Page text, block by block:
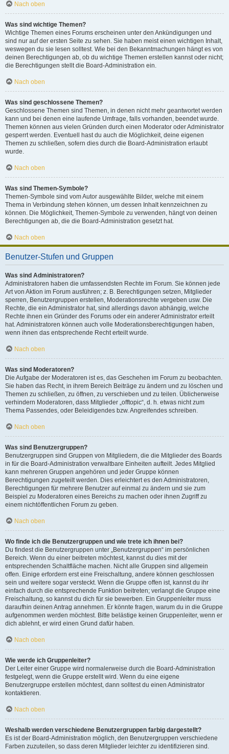
Nach oben
Was sind wichtige Themen?
Wichtige Themen eines Forums erscheinen unter den Ankündigungen und
sind nur auf der ersten Seite zu sehen. Sie haben meist einen wichtigen Inhalt,
weswegen du sie lesen solltest. Wie bei den Bekanntmachungen hängt es von
deinen Berechtigungen ab, ob du wichtige Themen erstellen kannst oder nicht;
die Berechtigungen stellt die Board-Administration ein.
Nach oben
Was sind geschlossene Themen?
Geschlossene Themen sind Themen, in denen nicht mehr geantwortet werden
kann und bei denen eine laufende Umfrage, falls vorhanden, beendet wurde.
Themen können aus vielen Gründen durch einen Moderator oder Administrator
gesperrt werden. Eventuell hast du auch die Möglichkeit, deine eigenen
Themen zu schließen, sofern dies durch die Board-Administration erlaubt
wurde.
Nach oben
Was sind Themen-Symbole?
Themen-Symbole sind vom Autor ausgewählte Bilder, welche mit einem
Thema in Verbindung stehen können, um dessen Inhalt kennzeichnen zu
können. Die Möglichkeit, Themen-Symbole zu verwenden, hängt von deinen
Berechtigungen ab, die die Board-Administration gesetzt hat.
Nach oben
Benutzer-Stufen und Gruppen
Was sind Administratoren?
Administratoren haben die umfassendsten Rechte im Forum. Sie können jede
Art von Aktion im Forum ausführen; z. B. Berechtigungen setzen, Mitglieder
sperren, Benutzergruppen erstellen, Moderationsrechte vergeben usw. Die
Rechte, die ein Administrator hat, sind allerdings davon abhängig, welche
Rechte ihnen ein Gründer des Forums oder ein anderer Administrator erteilt
hat. Administratoren können auch volle Moderationsberechtigungen haben,
wenn ihnen das entsprechende Recht erteilt wurde.
Nach oben
Was sind Moderatoren?
Die Aufgabe der Moderatoren ist es, das Geschehen im Forum zu beobachten.
Sie haben das Recht, in ihrem Bereich Beiträge zu ändern und zu löschen und
Themen zu schließen, zu öffnen, zu verschieben und zu teilen. Üblicherweise
verhindern Moderatoren, dass Mitglieder „offtopic“, d. h. etwas nicht zum
Thema Passendes, oder Beleidigendes bzw. Angreifendes schreiben.
Nach oben
Was sind Benutzergruppen?
Benutzergruppen sind Gruppen von Mitgliedern, die die Mitglieder des Boards
in für die Board-Administration verwaltbare Einheiten aufteilt. Jedes Mitglied
kann mehreren Gruppen angehören und jeder Gruppe können
Berechtigungen zugeteilt werden. Dies erleichtert es den Administratoren,
Berechtigungen für mehrere Benutzer auf einmal zu ändern und sie zum
Beispiel zu Moderatoren eines Bereichs zu machen oder ihnen Zugriff zu
einem nichtöffentlichen Forum zu geben.
Nach oben
Wo finde ich die Benutzergruppen und wie trete ich ihnen bei?
Du findest die Benutzergruppen unter „Benutzergruppen“ im persönlichen
Bereich. Wenn du einer beitreten möchtest, kannst du dies mit der
entsprechenden Schaltfläche machen. Nicht alle Gruppen sind allgemein
offen. Einige erfordern erst eine Freischaltung, andere können geschlossen
sein und weitere sogar versteckt. Wenn die Gruppe offen ist, kannst du ihr
einfach durch die entsprechende Funktion beitreten; verlangt die Gruppe eine
Freischaltung, so kannst du dich für sie bewerben. Ein Gruppenleiter muss
daraufhin deinen Antrag annehmen. Er könnte fragen, warum du in die Gruppe
aufgenommen werden möchtest. Bitte belästige keinen Gruppenleiter, wenn er
dich ablehnt, er wird einen Grund dafür haben.
Nach oben
Wie werde ich Gruppenleiter?
Der Leiter einer Gruppe wird normalerweise durch die Board-Administration
festgelegt, wenn die Gruppe erstellt wird. Wenn du eine eigene
Benutzergruppe erstellen möchtest, dann solltest du einen Administrator
kontaktieren.
Nach oben
Weshalb werden verschiedene Benutzergruppen farbig dargestellt?
Es ist der Board-Administration möglich, den Benutzergruppen verschiedene
Farben zuzuteilen, so dass deren Mitglieder leichter zu identifizieren sind.